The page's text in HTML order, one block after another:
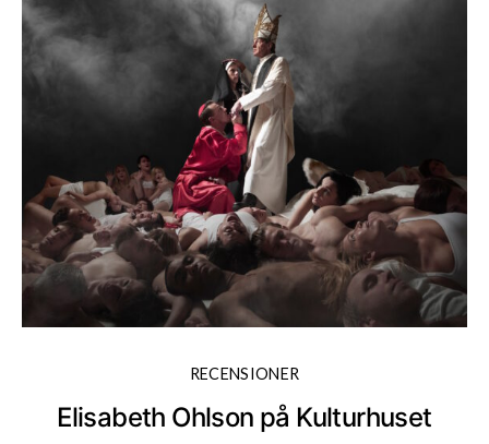
RECENSIONER
Elisabeth Ohlson på Kulturhuset